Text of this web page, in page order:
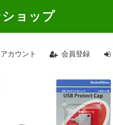
ョップ
アカウント 会員登録